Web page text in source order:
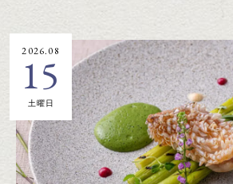
2026.08
15
土曜日